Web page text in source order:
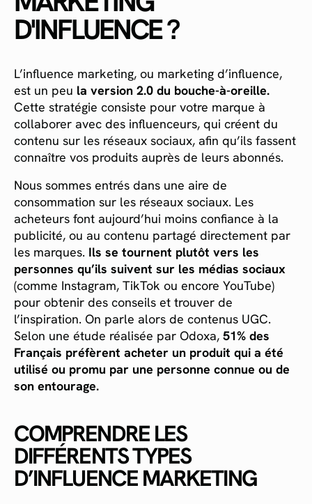
D'INFLUENCE ?
L’influence marketing, ou marketing d’influence,
est un peu la version 2.0 du bouche-à-oreille.
Cette stratégie consiste pour votre marque à
collaborer avec des influenceurs, qui créent du
contenu sur les réseaux sociaux, afin qu’ils fassent
connaître vos produits auprès de leurs abonnés.
Nous sommes entrés dans une aire de
consommation sur les réseaux sociaux. Les
acheteurs font aujourd’hui moins confiance à la
publicité, ou au contenu partagé directement par
les marques. Ils se tournent plutôt vers les
personnes qu’ils suivent sur les médias sociaux
(comme Instagram, TikTok ou encore YouTube)
pour obtenir des conseils et trouver de
l’inspiration. On parle alors de contenus UGC.
Selon une étude réalisée par Odoxa, 51% des
Français préfèrent acheter un produit qui a été
utilisé ou promu par une personne connue ou de
son entourage.
COMPRENDRE LES
DIFFÉRENTS TYPES
D’INFLUENCE MARKETING